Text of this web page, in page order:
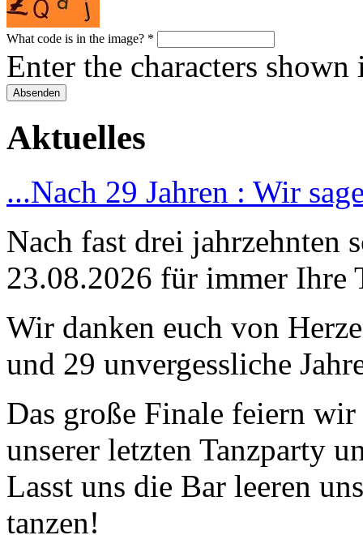
What code is in the image? *
Enter the characters shown
Aktuelles
...Nach 29 Jahren : Wir
Nach fast drei jahrzehnten
23.08.2026 für immer Ihre
Wir danken euch von
und 29 unvergessliche
Das große Finale feiern
unserer letzten Tanzparty
Lasst uns die Bar leeren
tanzen!